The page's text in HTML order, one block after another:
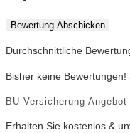
Bewertung Abschicken
Durchschnittliche
Bisher keine
BU Versicherung Angebot
Erhalten Sie kostenlos &